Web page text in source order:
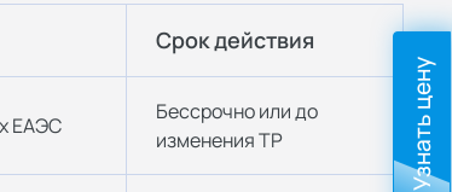
Срок действия
ЕАЭС
Бессрочно или до
изменения ТР
Узнать цену